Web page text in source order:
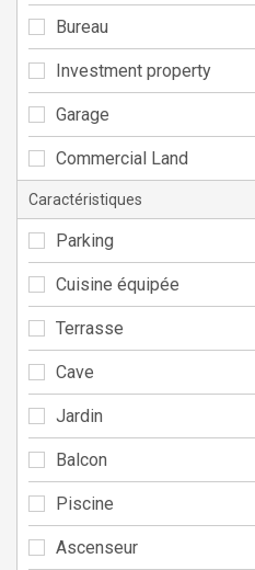
Bureau
Investment property
Garage
Commercial Land
Caractéristiques
Parking
Cuisine équipée
Terrasse
Cave
Jardin
Balcon
Piscine
Ascenseur